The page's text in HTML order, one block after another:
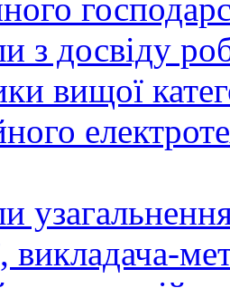
з досвіду
вищої
викладача-